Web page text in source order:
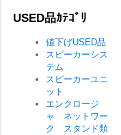
USED品ｶﾃｺﾞﾘ
値下げUSED品
スピーカーシス
テム
スピーカーユニ
ット
エンクロージ
ャ ネットワー
ク スタンド類